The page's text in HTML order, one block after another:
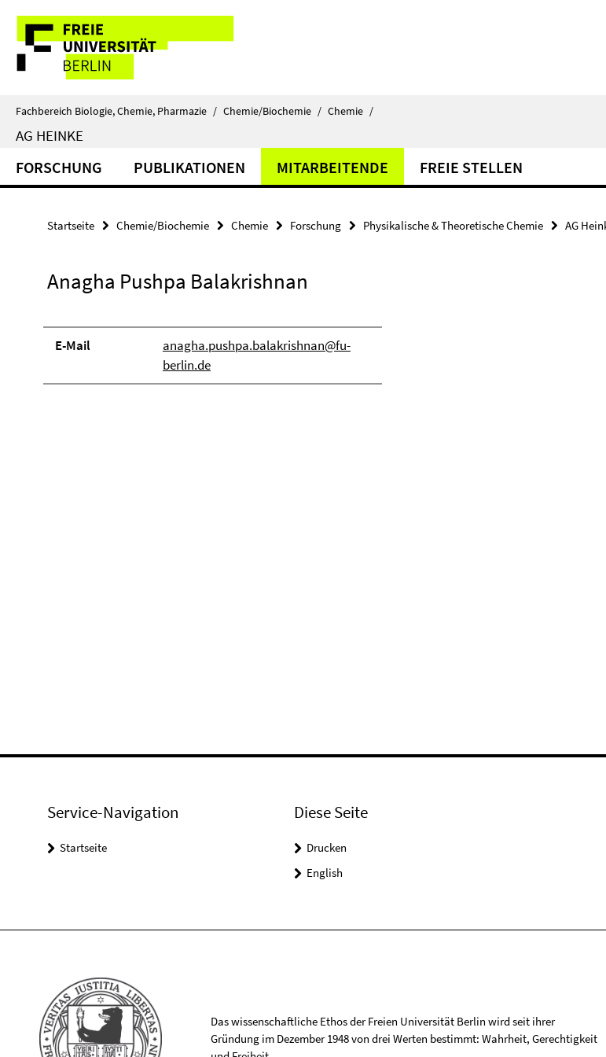
direkt
Inhalt
Service-
Navigation
Fachbereich Biologie, Chemie, Pharmazie / Chemie/Biochemie / Chemie /
AG HEINKE
FORSCHUNG PUBLIKATIONEN MITARBEITENDE FREIE STELLEN
Startseite Chemie/Biochemie Chemie Forschung Physikalische & Theoretische Chemie AG
Anagha Pushpa Balakrishnan
E-Mail
anagha.pushpa.balakrishnan@fu-
berlin.de
Service-Navigation
Startseite
Diese Seite
Drucken
English
Das wissenschaftliche Ethos der Freien Universität Berlin wird seit ihrer
Gründung im Dezember 1948 von drei Werten bestimmt: Wahrheit, Gerechtigkeit